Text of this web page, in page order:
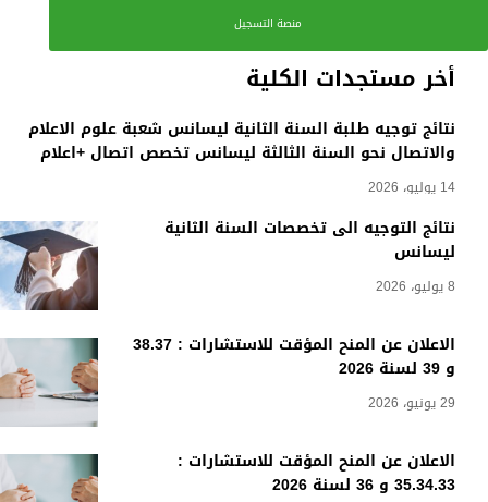
أخر مستجدات الكلية
نتائج توجيه طلبة السنة الثانية ليسانس شعبة علوم الاعلام
والاتصال نحو السنة الثالثة ليسانس تخصص اتصال +اعلام
14 يوليو، 2026
نتائج التوجيه الى تخصصات السنة الثانية
ليسانس
8 يوليو، 2026
الاعلان عن المنح المؤقت للاستشارات : 38.37
و 39 لسنة 2026
29 يونيو، 2026
الاعلان عن المنح المؤقت للاستشارات :
35.34.33 و 36 لسنة 2026
منصة التسجيل